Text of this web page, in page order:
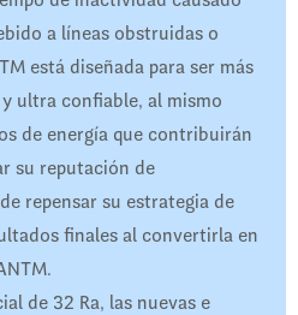
a líneas obstruidas o
está diseñada para ser más
ultra confiable, al mismo
de energía que contribuirán
su reputación de
repensar su estrategia de
finales al convertirla en
de 32 Ra, las nuevas e